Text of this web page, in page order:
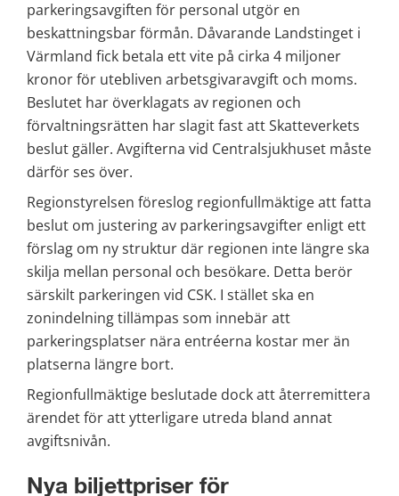
parkeringsavgiften för personal utgör en
beskattningsbar förmån. Dåvarande Landstinget i
Värmland fick betala ett vite på cirka 4 miljoner
kronor för utebliven arbetsgivaravgift och moms.
Beslutet har överklagats av regionen och
förvaltningsrätten har slagit fast att Skatteverkets
beslut gäller. Avgifterna vid Centralsjukhuset måste
därför ses över.
Regionstyrelsen föreslog regionfullmäktige att fatta
beslut om justering av parkeringsavgifter enligt ett
förslag om ny struktur där regionen inte längre ska
skilja mellan personal och besökare. Detta berör
särskilt parkeringen vid CSK. I stället ska en
zonindelning tillämpas som innebär att
parkeringsplatser nära entréerna kostar mer än
platserna längre bort.
Regionfullmäktige beslutade dock att återremittera
ärendet för att ytterligare utreda bland annat
avgiftsnivån.
Nya biljettpriser för